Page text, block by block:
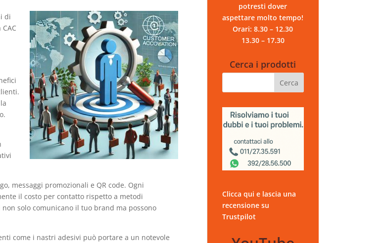
di
messaggi promozionali e QR code. Ogni
il costo per contatto rispetto a metodi
solo comunicano il tuo brand ma possono
come i nastri adesivi può portare a un notevole
potresti dover
aspettare molto tempo!
Orari: 8.30 – 12.30
13.30 – 17.30
Cerca i prodotti
Clicca qui e lascia una
recensione su
Trustpilot